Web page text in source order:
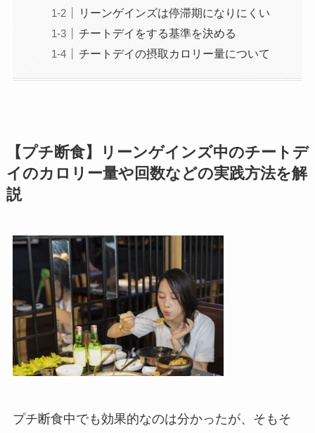
リーンゲインズは停滞期になりにくい
チートデイをする基準を決める
チートデイの摂取カロリー量について
【プチ断食】リーンゲインズ中のチートデ
イのカロリー量や回数などの実践方法を解
説
プチ断食中でも効果的なのは分かったが、そもそ